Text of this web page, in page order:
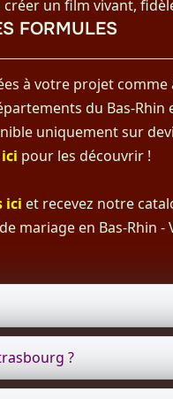
créer un film vivant,
FORMULES
à votre projet
du Bas-Rhin
uniquement sur
pour les découvrir !
ici et recevez notre
mariage en Bas-Rhin -
?